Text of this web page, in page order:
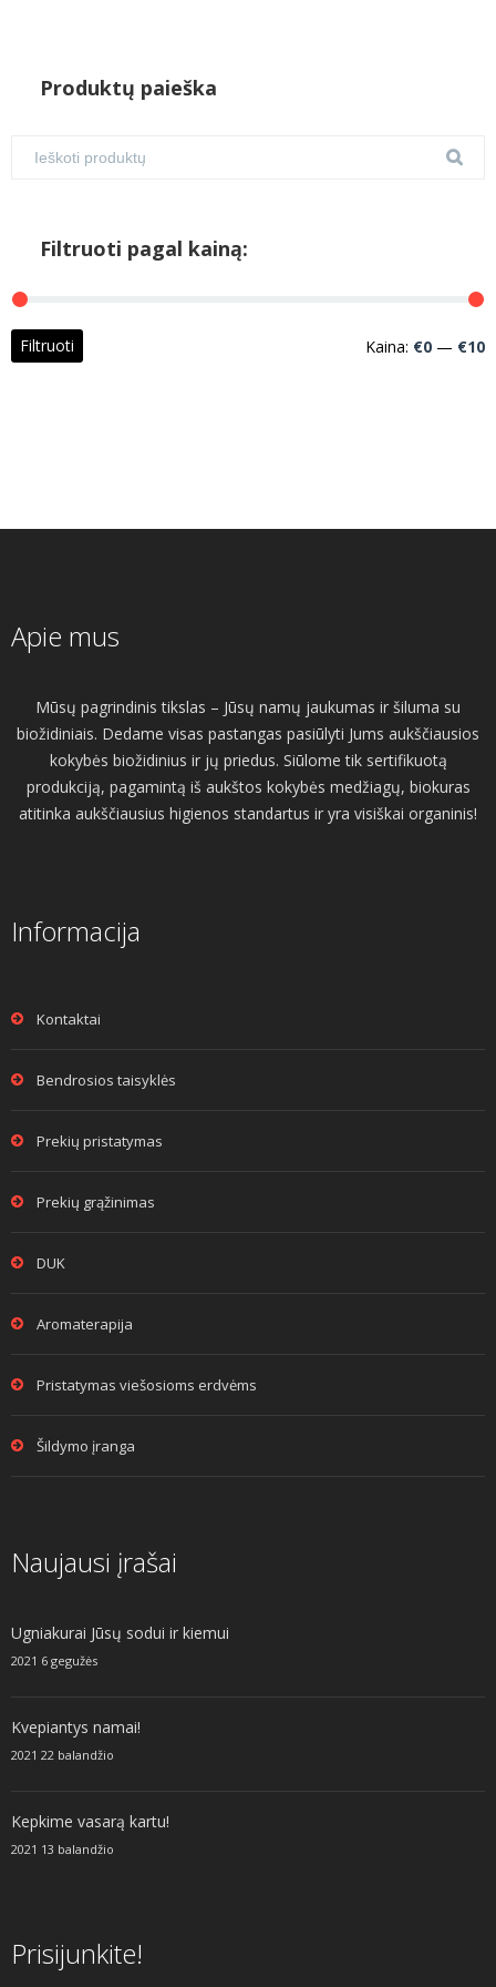
Produktų paieška
Filtruoti pagal kainą:
Filtruoti Kaina: €0 — €10
Apie mus
Mūsų pagrindinis tikslas – Jūsų namų jaukumas ir šiluma su
biožidiniais. Dedame visas pastangas pasiūlyti Jums aukščiausios
kokybės biožidinius ir jų priedus. Siūlome tik sertifikuotą
produkciją, pagamintą iš aukštos kokybės medžiagų, biokuras
atitinka aukščiausius higienos standartus ir yra visiškai organinis!
Informacija
Kontaktai
Bendrosios taisyklės
Prekių pristatymas
Prekių grąžinimas
DUK
Aromaterapija
Pristatymas viešosioms erdvėms
Šildymo įranga
Naujausi įrašai
Ugniakurai Jūsų sodui ir kiemui
2021 6 gegužės
Kvepiantys namai!
2021 22 balandžio
Kepkime vasarą kartu!
2021 13 balandžio
Prisijunkite!